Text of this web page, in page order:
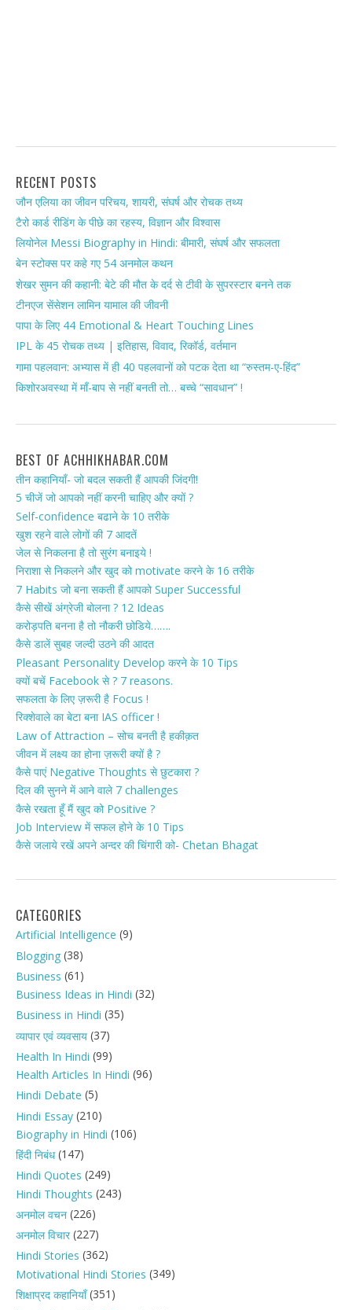
RECENT POSTS
जौन एलिया का जीवन परिचय, शायरी, संघर्ष और रोचक तथ्य
टैरो कार्ड रीडिंग के पीछे का रहस्य, विज्ञान और विश्वास
लियोनेल Messi Biography in Hindi: बीमारी, संघर्ष और सफलता
बेन स्टोक्स पर कहे गए 54 अनमोल कथन
शेखर सुमन की कहानी: बेटे की मौत के दर्द से टीवी के सुपरस्टार बनने तक
टीनएज सेंसेशन लामिन यामाल की जीवनी
पापा के लिए 44 Emotional & Heart Touching Lines
IPL के 45 रोचक तथ्य | इतिहास, विवाद, रिकॉर्ड, वर्तमान
गामा पहलवान: अभ्यास में ही 40 पहलवानों को पटक देता था “रुस्तम-ए-हिंद”
किशोरअवस्था में माँ-बाप से नहीं बनती तो… बच्चे “सावधान” !
BEST OF ACHHIKHABAR.COM
तीन कहानियाँ- जो बदल सकती हैं आपकी जिंदगी!
5 चीजें जो आपको नहीं करनी चाहिए और क्यों ?
Self-confidence बढाने के 10 तरीके
खुश रहने वाले लोगों की 7 आदतें
जेल से निकलना है तो सुरंग बनाइये !
निराशा से निकलने और खुद को motivate करने के 16 तरीके
7 Habits जो बना सकती हैं आपको Super Successful
कैसे सीखें अंग्रेजी बोलना ? 12 Ideas
करोड़पति बनना है तो नौकरी छोडिये…….
कैसे डालें सुबह जल्दी उठने की आदत
Pleasant Personality Develop करने के 10 Tips
क्यों बचें Facebook से ? 7 reasons.
सफलता के लिए ज़रूरी है Focus !
रिक्शेवाले का बेटा बना IAS officer !
Law of Attraction – सोच बनती है हकीक़त
जीवन में लक्ष्य का होना ज़रूरी क्यों है ?
कैसे पाएं Negative Thoughts से छुटकारा ?
दिल की सुनने में आने वाले 7 challenges
कैसे रखता हूँ मैं खुद को Positive ?
Job Interview में सफल होने के 10 Tips
कैसे जलाये रखें अपने अन्दर की चिंगारी को- Chetan Bhagat
CATEGORIES
Artificial Intelligence (9)
Blogging (38)
Business (61)
Business Ideas in Hindi (32)
Business in Hindi (35)
व्यापार एवं व्यवसाय (37)
Health In Hindi (99)
Health Articles In Hindi (96)
Hindi Debate (5)
Hindi Essay (210)
Biography in Hindi (106)
हिंदी निबंध(147)
Hindi Quotes (249)
Hindi Thoughts (243)
अनमोल वचन (226)
अनमोल विचार(227)
Hindi Stories (362)
Motivational Hindi Stories (349)
शिक्षाप्रद कहानियाँ(351)